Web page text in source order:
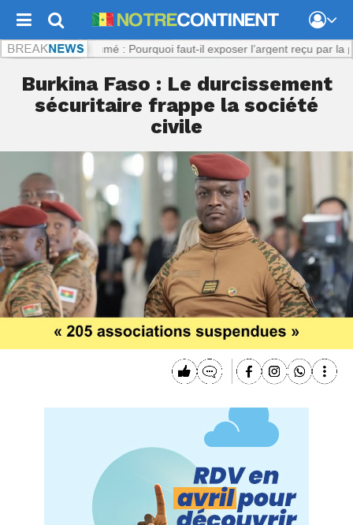
: Viol présumé : Pourquoi faut-il exposer l’argent reçu par la
Burkina Faso : Le durcissement
sécuritaire frappe la société
civile